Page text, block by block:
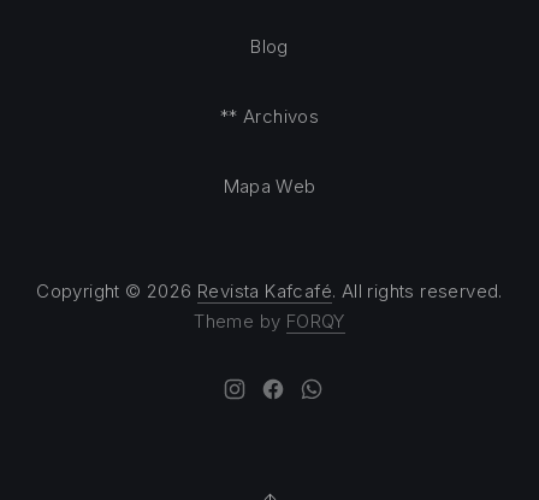
Copyright © 2026 Revista Kafcafé. All rights reserved.
Theme by FORQY
Blog
** Archivos
Mapa Web
New Window
New Window
New Window